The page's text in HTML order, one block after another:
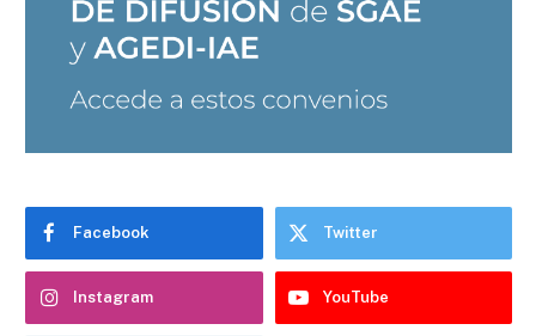
Facebook Twitter
Instagram YouTube